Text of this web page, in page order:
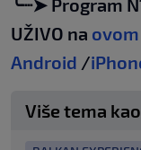
UŽIVO na
Android /
Više tema